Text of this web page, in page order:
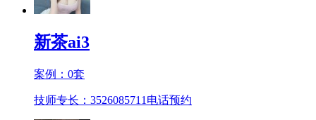
新茶ai3
案例： 0套
技师专长：3526085711 电话预约